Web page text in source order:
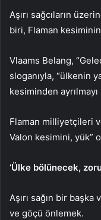
Aşırı sağcıların
biri, Flaman kesiminin
Vlaams Belang,
sloganıyla, “ülkenin
kesiminden
Flaman milliyetçileri
Valon kesimini, yük”
‘Ülke bölünecek,
Aşırı sağın bir başka
ve göçü önlemek.